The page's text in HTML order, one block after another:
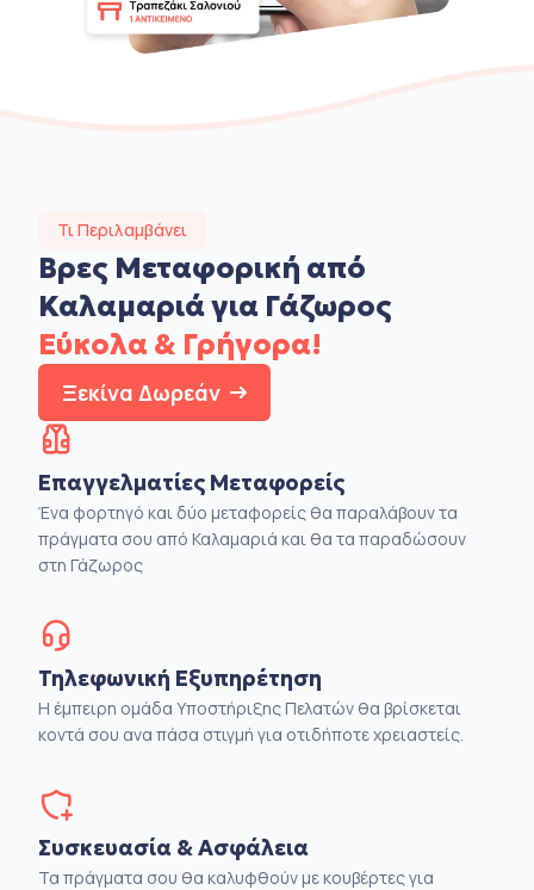
Τι Περιλαμβάνει
Βρες Μεταφορική από
Καλαμαριά για Γάζωρος
Εύκολα & Γρήγορα!
Ξεκίνα Δωρεάν
Επαγγελματίες Μεταφορείς
Ένα φορτηγό και δύο μεταφορείς θα παραλάβουν τα
πράγματα σου από Καλαμαριά και θα τα παραδώσουν
στη Γάζωρος
Τηλεφωνική Εξυπηρέτηση
Η έμπειρη ομάδα Υποστήριξης Πελατών θα βρίσκεται
κοντά σου ανα πάσα στιγμή για οτιδήποτε χρειαστείς.
Συσκευασία & Ασφάλεια
Τα πράγματα σου θα καλυφθούν με κουβέρτες για